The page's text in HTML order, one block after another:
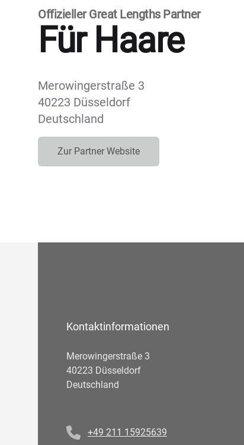
Offizieller Great Lengths Partner
Für Haare
Merowingerstraße 3
40223 Düsseldorf
Deutschland
Zur Partner Website
Kontaktinformationen
Merowingerstraße 3
40223 Düsseldorf
Deutschland
+49 211 15925639